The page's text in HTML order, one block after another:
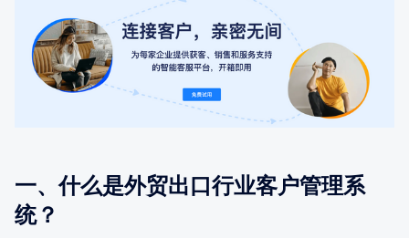
一、什么是外贸出口行业客户管理系
统？